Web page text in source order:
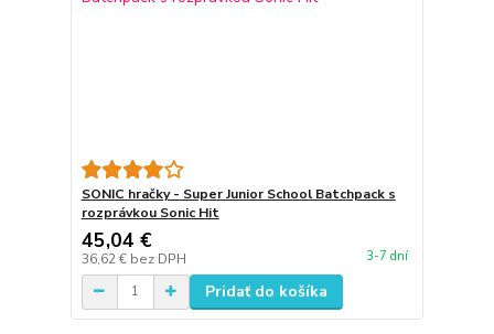
SONIC hračky - Super Junior School Batchpack s
rozprávkou Sonic Hit
45,04 €
36,62 € bez DPH 3-7 dní
Pridať do košíka